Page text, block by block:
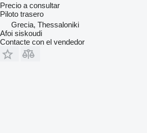
Precio a consultar
Piloto trasero
Grecia, Thessaloniki
Afoi siskoudi
Contacte con el vendedor